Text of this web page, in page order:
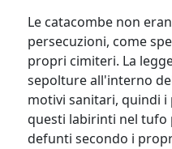
Le catacombe non
persecuzioni, come
propri cimiteri. La
sepolture all'interno
motivi sanitari, quindi
questi labirinti nel tufo
defunti secondo i